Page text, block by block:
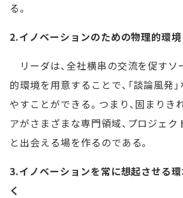
る。
2.イノベーションのための物理的環
リーダは、全社横串の交流を促すソ
的環境を用意することで、「談論風発
やすことができる。つまり、固まりき
アがさまざまな専門領域、プロジェク
と出会える場を作るのである。
3.イノベーションを常に想起させる
く